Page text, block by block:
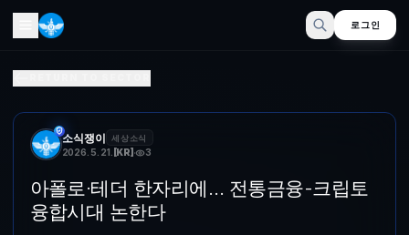
로그인
소식쟁이 세상소식
2026. 5. 21. [KR] 3
아폴로·테더 한자리에… 전통금융-크립토
융합시대 논한다